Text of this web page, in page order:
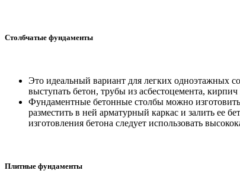
Столбчатые фундаменты
Это идеальный вариант для легких одноэтажных
выступать бетон, трубы из асбестоцемента,
Фундаментные бетонные столбы можно
разместить в ней арматурный каркас и залить ее
изготовления бетона следует использовать
Плитные фундаменты